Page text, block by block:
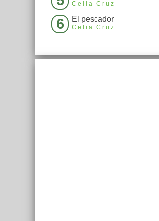
Celia Cruz
6 El pescador
Celia Cruz